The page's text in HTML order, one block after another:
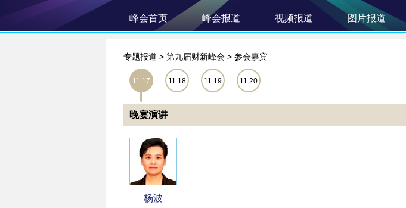
峰会首页 峰会报道 视频报道 图片报道
专题报道 > 第九届财新峰会 > 参会嘉宾
11.17 11.18 11.19 11.20
晚宴演讲
杨波